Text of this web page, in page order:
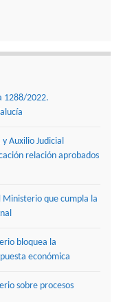
1288/2022.
Auxilio Judicial
relación aprobados
Ministerio que cumpla la
bloquea la
económica
sobre procesos